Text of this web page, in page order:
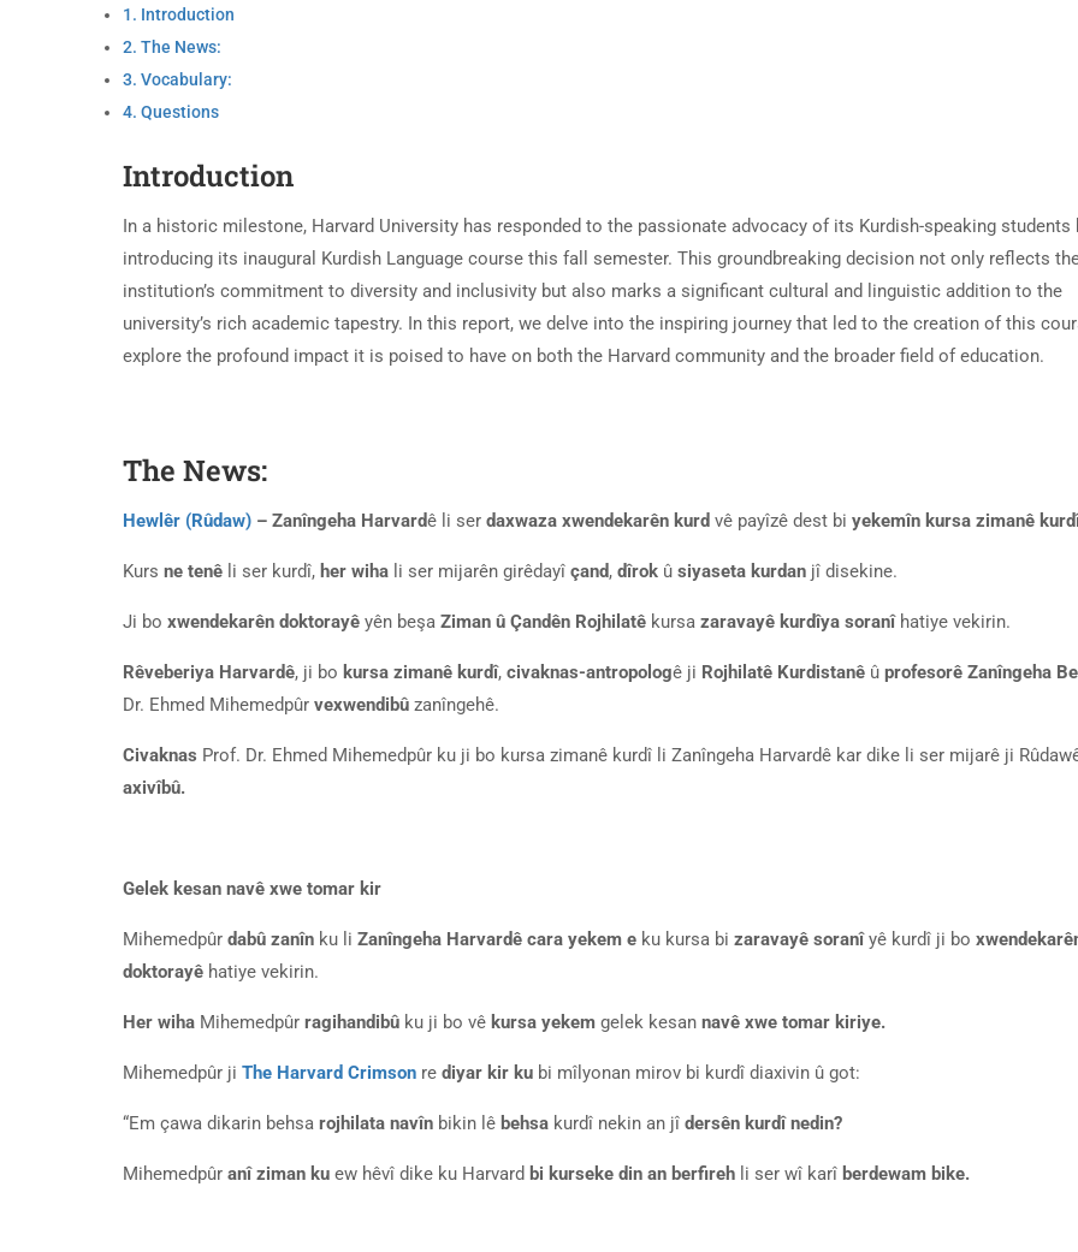
Introduction
The News:
Vocabulary:
Questions
Introduction
In a historic milestone, Harvard University has responded to the passionate advocacy of its Kurdish-speaking students
introducing its inaugural Kurdish Language course this fall semester. This groundbreaking decision not only reflects
institution’s commitment to diversity and inclusivity but also marks a significant cultural and linguistic addition to the
university’s rich academic tapestry. In this report, we delve into the inspiring journey that led to the creation of this
explore the profound impact it is poised to have on both the Harvard community and the broader field of education.
The News:
Hewlêr (Rûdaw) – Zanîngeha Harvardê li ser daxwaza xwendekarên kurd vê payîzê dest bi yekemîn kursa zimanê
Kurs ne tenê li ser kurdî, her wiha li ser mijarên girêdayî çand, dîrok û siyaseta kurdan jî disekine.
Ji bo xwendekarên doktorayê yên beşa Ziman û Çandên Rojhilatê kursa zaravayê kurdîya soranîhatiye vekirin.
Rêveberiya Harvardê, ji bo kursa zimanê kurdî, civaknas-antropologê ji Rojhilatê Kurdistanê û profesorê Zanîngeha
Dr. Ehmed Mihemedpûr vexwendibû zanîngehê.
Civaknas Prof. Dr. Ehmed Mihemedpûr ku ji bo kursa zimanê kurdî li Zanîngeha Harvardê kar dike li ser mijarê ji
axivîbû.
Gelek kesan navê xwe tomar kir
Mihemedpûr dabû zanîn ku li Zanîngeha Harvardê cara yekem e ku kursa bi zaravayê soranîyê kurdî ji bo
doktorayê hatiye vekirin.
Her wiha Mihemedpûr ragihandibû ku ji bo vê kursa yekem gelek kesan navê xwe tomar kiriye.
Mihemedpûr ji The Harvard Crimson re diyar kir ku bi mîlyonan mirov bi kurdî diaxivin û got:
“Em çawa dikarin behsa rojhilata navîn bikin lê behsa kurdî nekin an jî dersên kurdî nedin?
Mihemedpûr anî ziman ku ew hêvî dike ku Harvard bi kurseke din an berfireh li ser wî karî berdewam bike.